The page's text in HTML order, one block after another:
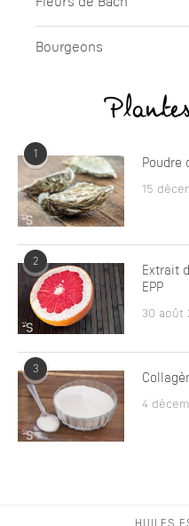
Fleurs de Bach
Bourgeons
1
Poudre
15
2
Extrait
EPP
30 août
3
4